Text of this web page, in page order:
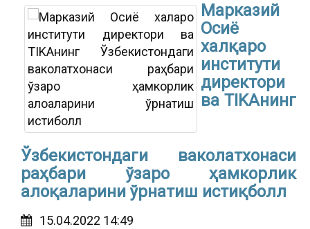
Марказий
Осиё
халқаро
институти
директори
ва ТIKAнинг
Ўзбекистондаги ваколатхонаси
раҳбари ўзаро ҳамкорлик
алоқаларини ўрнатиш истиқболл
15.04.2022 14:49